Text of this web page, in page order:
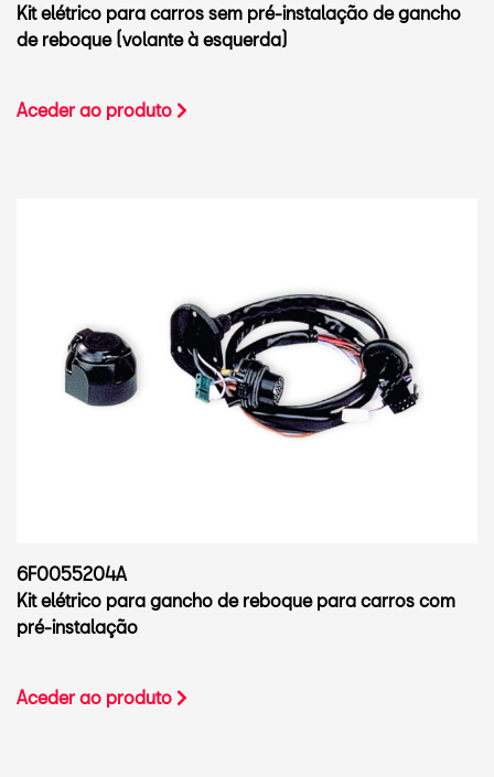
Kit elétrico para carros sem pré-instalação de gancho
de reboque (volante à esquerda)
Aceder ao produto
6F0055204A
Kit elétrico para gancho de reboque para carros com
pré-instalação
Aceder ao produto